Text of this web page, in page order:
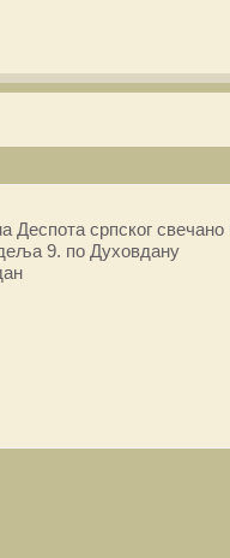
Деспота српског
9. по Духовдану